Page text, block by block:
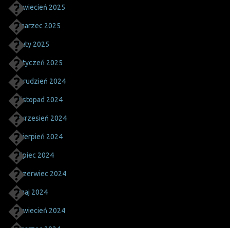
kwiecień 2025
marzec 2025
luty 2025
styczeń 2025
grudzień 2024
listopad 2024
wrzesień 2024
sierpień 2024
lipiec 2024
czerwiec 2024
maj 2024
kwiecień 2024